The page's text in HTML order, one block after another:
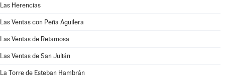
Las Herencias
Las Ventas con Peña Aguilera
Las Ventas de Retamosa
Las Ventas de San Julián
La Torre de Esteban Hambrán